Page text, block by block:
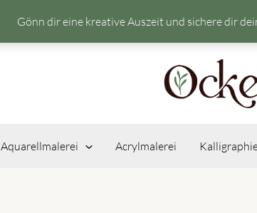
Gönn dir eine kreative Auszeit und sichere dir
Aquarellmalerei Acrylmalerei